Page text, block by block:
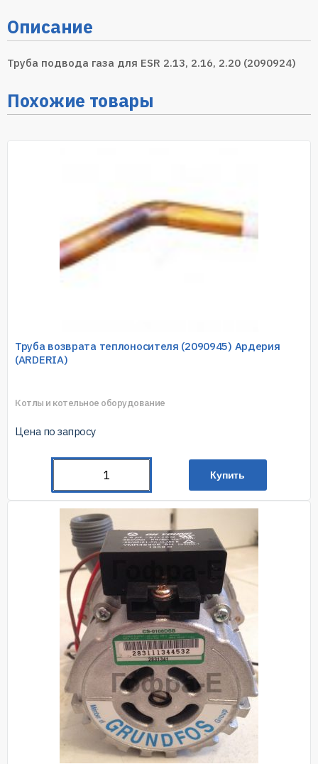
Описание
Труба подвода газа для ESR 2.13, 2.16, 2.20 (2090924)
Похожие товары
Труба возврата теплоносителя (2090945) Ардерия
(ARDERIA)
Котлы и котельное оборудование
Цена по запросу
Купить